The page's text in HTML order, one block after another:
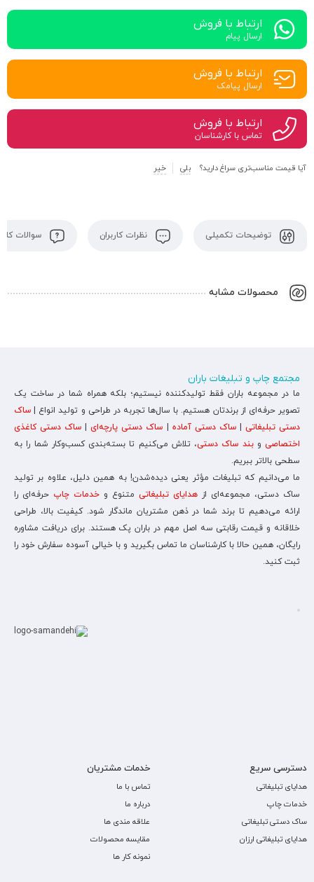
ارتباط با فروش
ارسال پیام
ارتباط با فروش
ارسال پیامک
ارتباط با فروش
تماس با کارشناسان
آیا قیمت مناسب‌تری سراغ دارید؟ بلی خیر
توضیحات تکمیلی نظرات کاربران سوالات
محصولات مشابه
مجتمع چاپ و تبلیغات باران
ما در مجموعه باران فقط تولیدکننده نیستیم؛ بلکه همراه شما در ساخت یک
تصویر حرفه‌ای از برندتان هستیم. با سال‌ها تجربه در طراحی و تولید انواع | ساک
دستی تبلیغاتی |ساک دستی آماده | ساک دستی پارچه‌ای| ساک دستی کاغذی
اختصاصی وبند ساک دستی، تلاش می‌کنیم تا بسته‌بندی کسب‌وکار شما را به
سطحی بالاتر ببریم.
ما می‌دانیم که تبلیغات مؤثر یعنی دیده‌شدن! به همین دلیل، علاوه بر تولید
ساک دستی، مجموعه‌ای از هدایای تبلیغاتی متنوع و خدمات چاپ حرفه‌ای را
ارائه می‌دهیم تا برند شما در ذهن مشتریان ماندگار شود. کیفیت بالا، طراحی
خلاقانه و قیمت رقابتی سه اصل مهم در باران پک هستند. برای دریافت مشاوره
رایگان، همین حالا با کارشناسان ما تماس بگیرید و با خیالی آسوده سفارش خود را
ثبت کنید.
دسترسی سریع
هدایای تبلیغاتی
خدمات چاپ
ساک دستی تبلیغاتی
هدایای تبلیغاتی ارزان
خدمات مشتریان
تماس با ما
درباره ما
علاقه مندی ها
مقایسه محصولات
نمونه کار ها